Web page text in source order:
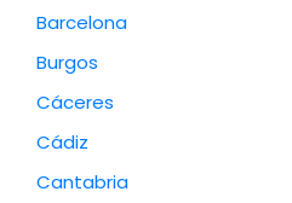
Barcelona
Burgos
Cáceres
Cádiz
Cantabria